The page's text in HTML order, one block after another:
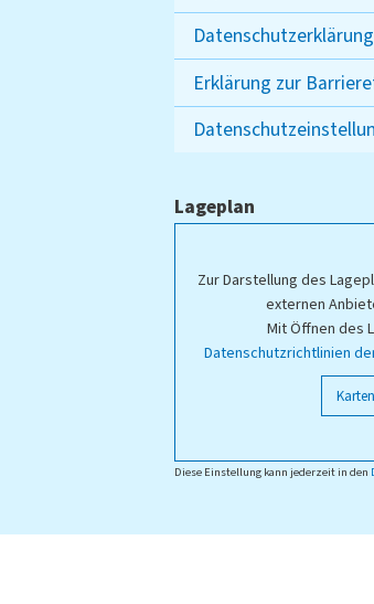
Datenschutzerklärung
Erklärung zur
Lageplan
Zur Darstellung des
externen
Mit Öffnen des
Datenschutzrichtlinien
Diese Einstellung kann jederzeit in den